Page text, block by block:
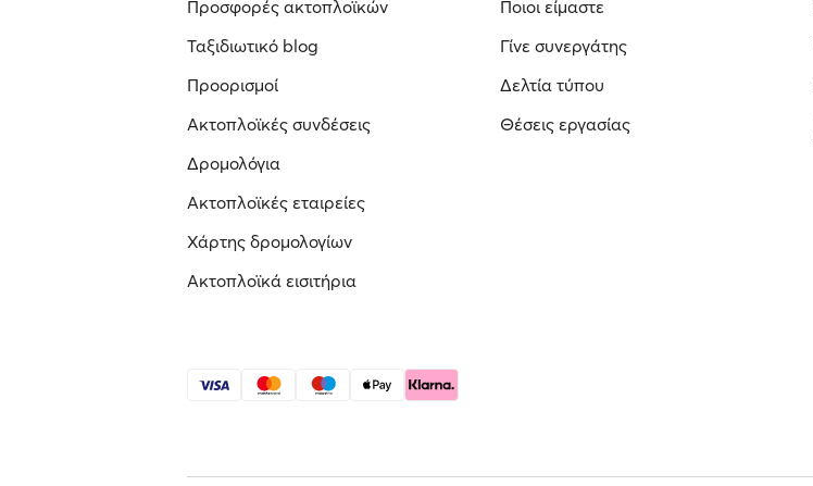
Προσφορές ακτοπλοϊκών
Ταξιδιωτικό blog
Προορισμοί
Ακτοπλοϊκές συνδέσεις
Δρομολόγια
Ακτοπλοϊκές εταιρείες
Χάρτης δρομολογίων
Ακτοπλοϊκά εισιτήρια
Ποιοι είμαστε
Γίνε συνεργάτης
Δελτία τύπου
Θέσεις εργασίας